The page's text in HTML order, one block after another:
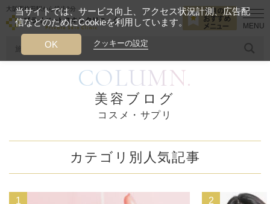
大阪西梅田駅から徒歩2分
糸リフト ヒアルロン酸
今月のおすすめメニュー
プライベートスキンクリニックが
美容ブログ コスメ・サプリ
COLUMN.
美容ブログ
コスメ・サプリ
カテゴリ別人気記事
当サイトでは、サービス向上、アクセス状況計測、広告配
信などのためにCookieを利用しています。
クッキーの設定
OK